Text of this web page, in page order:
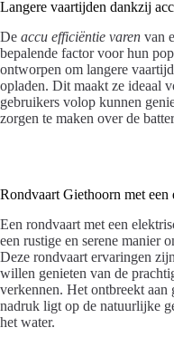
Langere vaartijden dankzij
De accu efficiëntie varen van
bepalende factor voor hun
ontworpen om langere
opladen. Dit maakt ze ideaal
gebruikers volop kunnen
zorgen te maken over de
Rondvaart Giethoorn met een
Een rondvaart met een
een rustige en serene manier
Deze rondvaart ervaringen
willen genieten van de
verkennen. Het ontbreekt
nadruk ligt op de natuurlijke
het water.